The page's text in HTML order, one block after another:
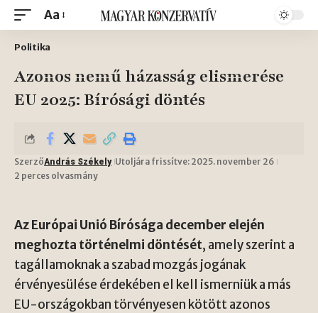
Aa
Politika
Azonos nemű házasság elismerése
EU 2025: Bírósági döntés
SzerzőAndrás Székely Utoljára frissítve: 2025. november 26
2 perces olvasmány
Az Európai Unió Bírósága december elején
meghozta történelmi döntését, amely szerint a
tagállamoknak a szabad mozgás jogának
érvényesülése érdekében el kell ismerniük a más
EU-országokban törvényesen kötött azonos